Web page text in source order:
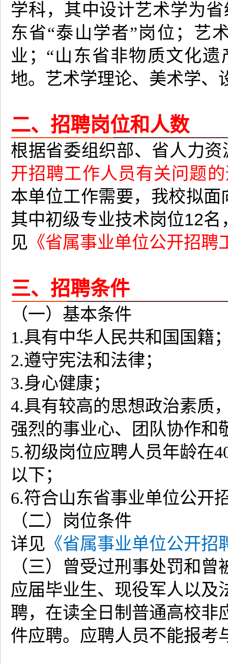
学科，其中设计艺术学为
东省“泰山学者”岗位；艺
业；“山东省非物质文化
地。艺术学理论、美术学、
二、招聘岗位和人数
根据省委组织部、省人力
开招聘工作人员有关问题
本单位工作需要，我校拟
其中初级专业技术岗位12
见 《省属事业单位公开招
三、招聘条件
（一）基本条件
1.具有中华人民共和国国籍
2.遵守宪法和法律；
3.身心健康；
4.具有较高的思想政治素质
强烈的事业心、团队协作和
5.初级岗位应聘人员年龄在
以下；
6.符合山东省事业单位公开
（二）岗位条件
详见 《省属事业单位公开
（三）曾受过刑事处罚和
应届毕业生、现役军人以及
聘，在读全日制普通高校非
件应聘。应聘人员不能报考